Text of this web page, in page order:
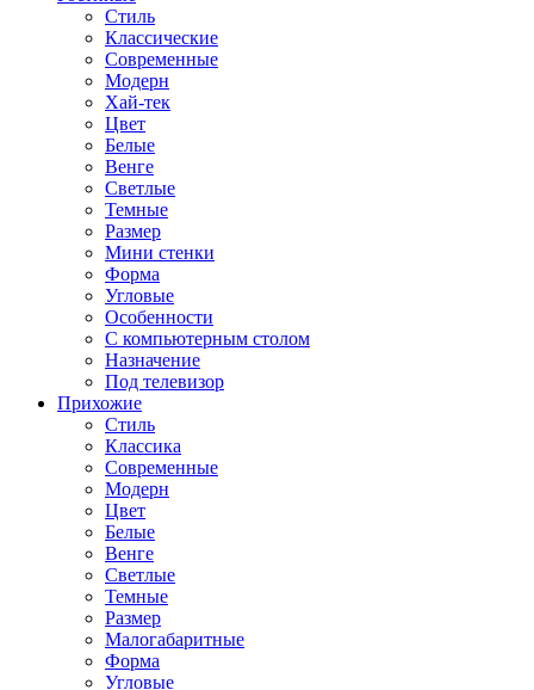
Стиль
Классические
Современные
Модерн
Хай-тек
Цвет
Белые
Венге
Светлые
Темные
Размер
Мини стенки
Форма
Угловые
Особенности
С компьютерным столом
Назначение
Под телевизор
Прихожие
Стиль
Классика
Современные
Модерн
Цвет
Белые
Венге
Светлые
Темные
Размер
Малогабаритные
Форма
Угловые